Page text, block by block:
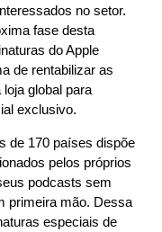
no setor.
fase desta
do Apple
de rentabilizar as
global para
exclusivo.
de 170 países dispõe
pelos próprios
podcasts sem
primeira mão. Dessa
especiais de